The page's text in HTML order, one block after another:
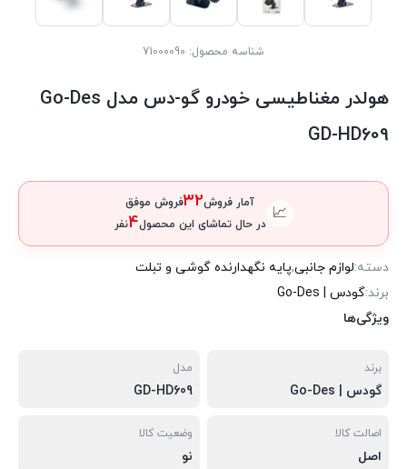
شناسه محصول: 71000090
هولدر مغناطیسی خودرو گو-دس مدل Go-Des
GD-HD609
📈
آمار فروش32فروش موفق
در حال تماشای این محصول4نفر
دسته:لوازم جانبی,پایه نگهدارنده گوشی و تبلت
برند:گودس | Go-Des
ویژگی‌ها
برند
گودس | Go-Des
مدل
GD-HD609
اصالت کالا
اصل
وضعیت کالا
نو